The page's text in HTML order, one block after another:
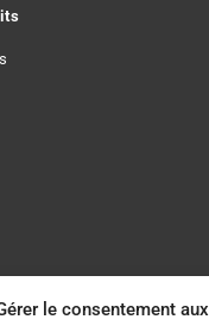
le consentement aux